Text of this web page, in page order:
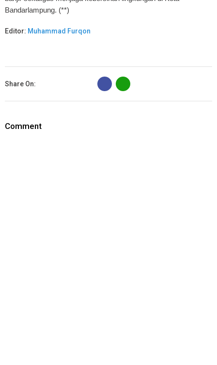
Bandarlampung. (**)
Editor: Muhammad Furqon
Share On:
B
Comment